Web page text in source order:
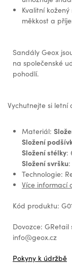
Kvalitní
měkkost a
Sandály Geox
na společenské
pohodlí.
Vychutnejte si letní
Materiál:
Složení
Složení stélky:
Složení svršku
Technologie:
Více informací
Kód produktu:
Dovozce: GRetail
info@geox.cz
Pokyny k údržbě